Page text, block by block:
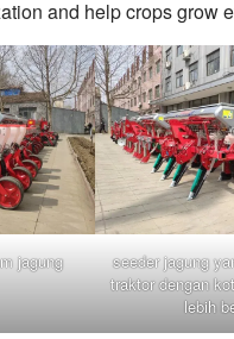
and help crops grow
jagung
seeder jagung
traktor dengan
lebih